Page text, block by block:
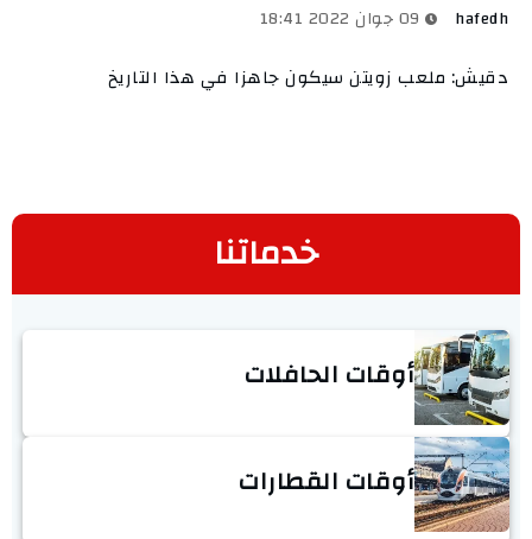
hafedh
دقيش: ملعب زويتن سيكون جاهزا في هذا التاريخ
خدماتنا
أوقات الحافلات
أوقات القطارات